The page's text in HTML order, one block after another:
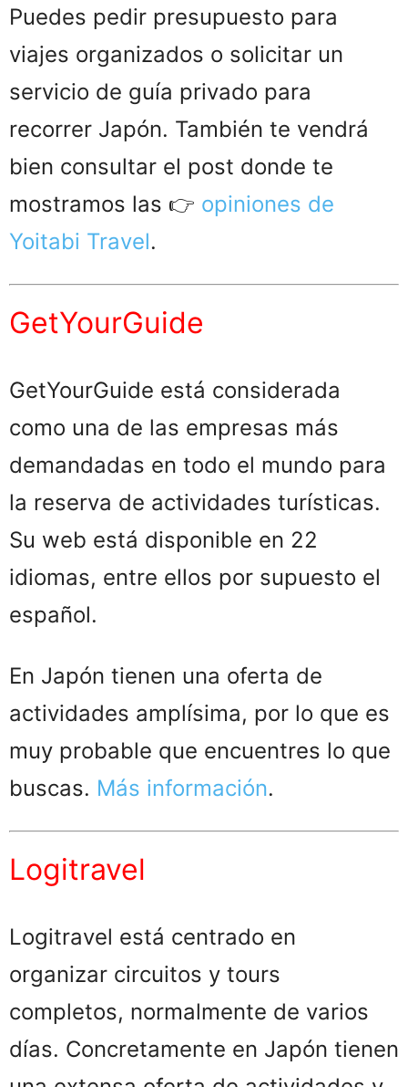
Puedes pedir presupuesto para
viajes organizados o solicitar un
servicio de guía privado para
recorrer Japón. También te vendrá
bien consultar el post donde te
mostramos las 👉 opiniones de
Yoitabi Travel.
GetYourGuide
GetYourGuide está considerada
como una de las empresas más
demandadas en todo el mundo para
la reserva de actividades turísticas.
Su web está disponible en 22
idiomas, entre ellos por supuesto el
español.
En Japón tienen una oferta de
actividades amplísima, por lo que es
muy probable que encuentres lo que
buscas. Más información.
Logitravel
Logitravel está centrado en
organizar circuitos y tours
completos, normalmente de varios
días. Concretamente en Japón tienen